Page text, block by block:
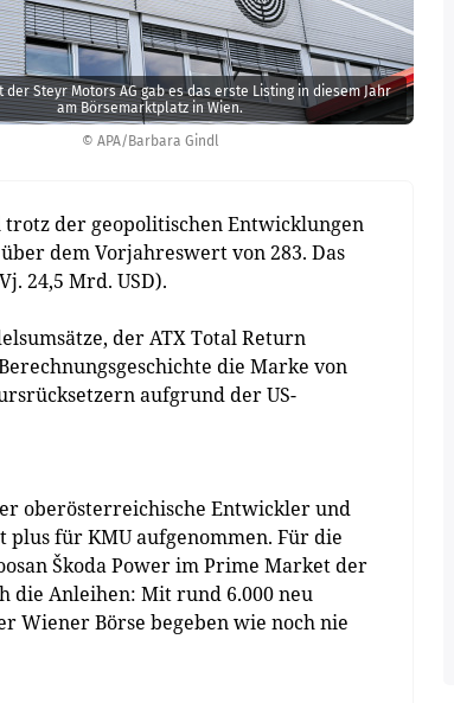
© APA/Barbara Gindl
der Steyr Motors AG gab es das erste Listing in diesem Jahr
am Börsemarktplatz in Wien.
der geopolitischen Entwicklungen
dem Vorjahreswert von 283. Das
24,5 Mrd. USD).
der ATX Total Return
die Marke von
aufgrund der US-
oberösterreichische Entwickler und
für KMU aufgenommen. Für die
Škoda Power im Prime Market der
die Anleihen: Mit rund 6.000 neu
Wiener Börse begeben wie noch nie